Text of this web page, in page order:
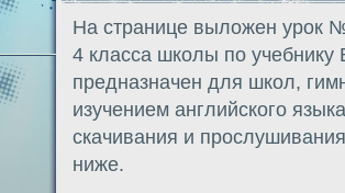
На странице выложен урок
4 класса школы по
предназначен для школ,
изучением английского
скачивания и
ниже.